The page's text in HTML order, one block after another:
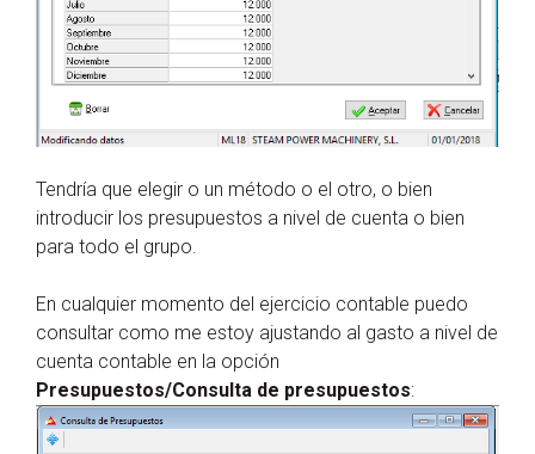
Tendría que elegir o un método o el otro, o bien
introducir los presupuestos a nivel de cuenta o bien
para todo el grupo.
En cualquier momento del ejercicio contable puedo
consultar como me estoy ajustando al gasto a nivel de
cuenta contable en la opción
Presupuestos/Consulta de presupuestos: